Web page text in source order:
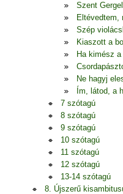
Szent
Eltévedtem,
Szép
Kiaszott a
Ha kimész
Ne hagyj
Ím, látod, a
7 szótagú
8 szótagú
9 szótagú
10 szótagú
11 szótagú
12 szótagú
13-14 szótagú
8. Újszerű